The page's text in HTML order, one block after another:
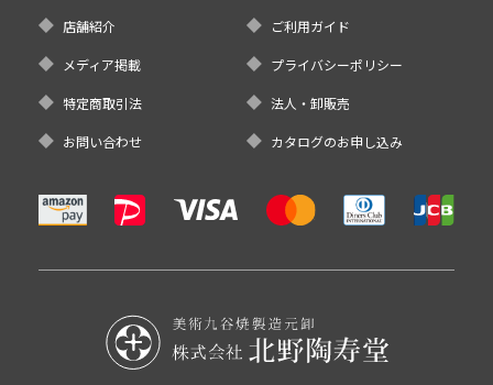
店舗紹介 ご利用ガイド
メディア掲載 プライバシーポリシー
特定商取引法 法人・卸販売
お問い合わせ カタログのお申し込み